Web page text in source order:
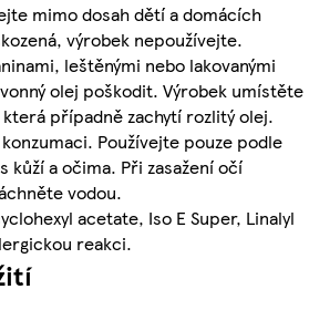
mimo dosah dětí a domácích
výrobek nepoužívejte.
leštěnými nebo lakovanými
olej poškodit. Výrobek umístěte
případně zachytí rozlitý olej.
Používejte pouze podle
kůží a očima. Při zasažení očí
vodou.
acetate, Iso E Super, Linalyl
reakci.